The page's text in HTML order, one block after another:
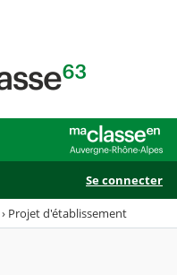
Se connecter
› Projet d'établissement